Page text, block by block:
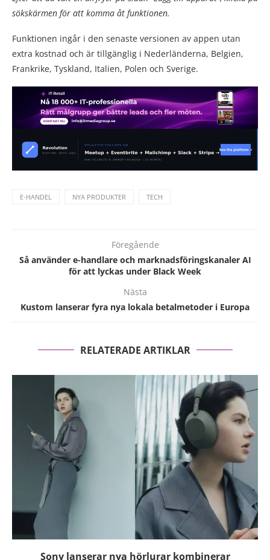
sökskärmen för att komma åt funktionen.
Funktionen ingår i den senaste versionen av appen utan
extra kostnad och är tillgänglig i Nederländerna, Belgien,
Frankrike, Tyskland, Italien, Polen och Sverige.
E-HANDEL NYA PRODUKTER TECH
Föregående
Så använder e-handlare och marknadsföringskanaler AI
för att lyckas under Black Week
Nästa
Kustom lanserar fyra nya lokala betalmetoder i Europa
RELATERADE ARTIKLAR
Sony lanserar nya hörlurar kombinerar